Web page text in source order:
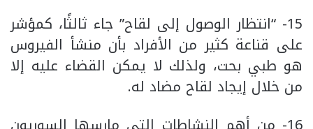
15- “انتظار الوصول إلى لقاح” جاء ثالثًا، كمؤشر
على قناعة كثير من الأفراد بأن منشأ الفيروس
هو طبي بحت، ولذلك لا يمكن القضاء عليه إلا
من خلال إيجاد لقاح مضاد له.